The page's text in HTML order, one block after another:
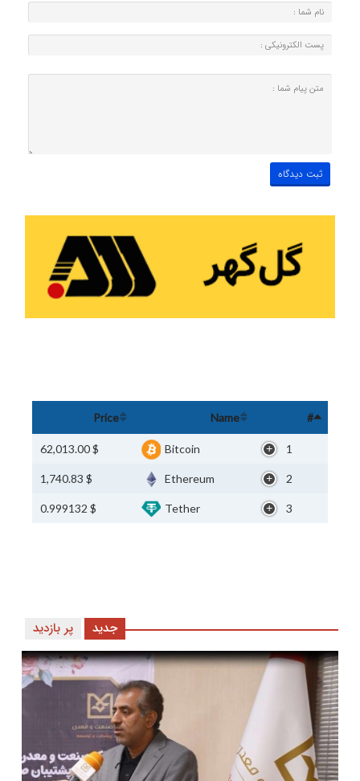
#
Name
Price
1
Bitcoin
$ 62,013.00
2
Ethereum
$ 1,740.83
3
Tether
$ 0.999132
پر بازدید جدید